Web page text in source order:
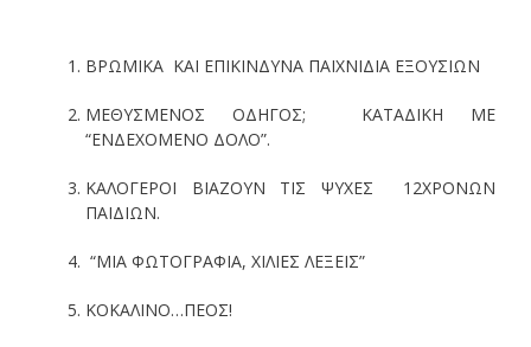
ΒΡΩΜΙΚΑ ΚΑΙ ΕΠΙΚΙΝΔΥΝΑ ΠΑΙΧΝΙΔΙΑ ΕΞΟΥΣΙΩΝ
ΜΕΘΥΣΜΕΝΟΣ ΟΔΗΓΟΣ; ΚΑΤΑΔΙΚΗ ΜΕ
“ΕΝΔΕΧΟΜΕΝΟ ΔΟΛΟ”.
ΚΑΛΟΓΕΡΟΙ ΒΙΑΖΟΥΝ ΤΙΣ ΨΥΧΕΣ 12ΧΡΟΝΩΝ
ΠΑΙΔΙΩΝ.
“ΜΙΑ ΦΩΤΟΓΡΑΦΙΑ, ΧΙΛΙΕΣ ΛΕΞΕΙΣ”
ΚΟΚΑΛΙΝΟ…ΠΕΟΣ!